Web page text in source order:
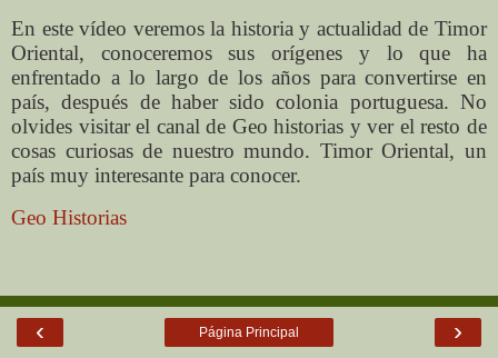
En este vídeo veremos la historia y actualidad de Timor
Oriental, conoceremos sus orígenes y lo que ha
enfrentado a lo largo de los años para convertirse en
país, después de haber sido colonia portuguesa. No
olvides visitar el canal de Geo historias y ver el resto de
cosas curiosas de nuestro mundo. Timor Oriental, un
país muy interesante para conocer.
Geo Historias
‹ ›
Página Principal